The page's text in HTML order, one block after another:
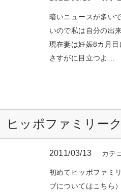
暗いニュースが多い
いので私は自分の出
現在妻は妊娠8カ月目
さすがに目立つよ…
ヒッポファミリー
2011/03/13 カテ
初めてヒッポファミ
ブについてはこちら